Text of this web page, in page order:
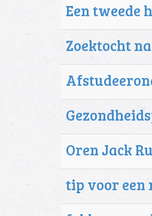
Een tweede
Zoektocht
Oren Jack
tip voor een